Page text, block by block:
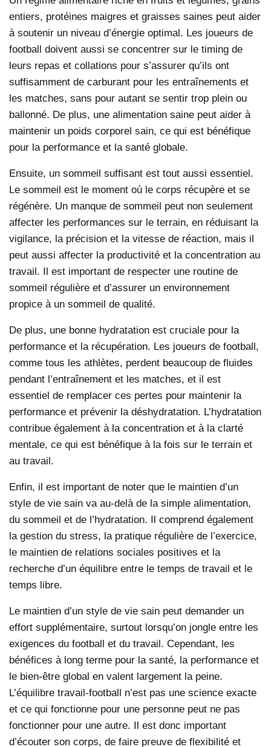
entiers, protéines maigres et graisses saines peut aider
à soutenir un niveau d’énergie optimal. Les joueurs de
football doivent aussi se concentrer sur le timing de
leurs repas et collations pour s’assurer qu’ils ont
suffisamment de carburant pour les entraînements et
les matches, sans pour autant se sentir trop plein ou
ballonné. De plus, une alimentation saine peut aider à
maintenir un poids corporel sain, ce qui est bénéfique
pour la performance et la santé globale.
Ensuite, un sommeil suffisant est tout aussi essentiel.
Le sommeil est le moment où le corps récupère et se
régénère. Un manque de sommeil peut non seulement
affecter les performances sur le terrain, en réduisant la
vigilance, la précision et la vitesse de réaction, mais il
peut aussi affecter la productivité et la concentration au
travail. Il est important de respecter une routine de
sommeil régulière et d’assurer un environnement
propice à un sommeil de qualité.
De plus, une bonne hydratation est cruciale pour la
performance et la récupération. Les joueurs de football,
comme tous les athlètes, perdent beaucoup de fluides
pendant l’entraînement et les matches, et il est
essentiel de remplacer ces pertes pour maintenir la
performance et prévenir la déshydratation. L’hydratation
contribue également à la concentration et à la clarté
mentale, ce qui est bénéfique à la fois sur le terrain et
au travail.
Enfin, il est important de noter que le maintien d’un
style de vie sain va au-delà de la simple alimentation,
du sommeil et de l’hydratation. Il comprend également
la gestion du stress, la pratique régulière de l’exercice,
le maintien de relations sociales positives et la
recherche d’un équilibre entre le temps de travail et le
temps libre.
Le maintien d’un style de vie sain peut demander un
effort supplémentaire, surtout lorsqu’on jongle entre les
exigences du football et du travail. Cependant, les
bénéfices à long terme pour la santé, la performance et
le bien-être global en valent largement la peine.
L’équilibre travail-football n’est pas une science exacte
et ce qui fonctionne pour une personne peut ne pas
fonctionner pour une autre. Il est donc important
d’écouter son corps, de faire preuve de flexibilité et